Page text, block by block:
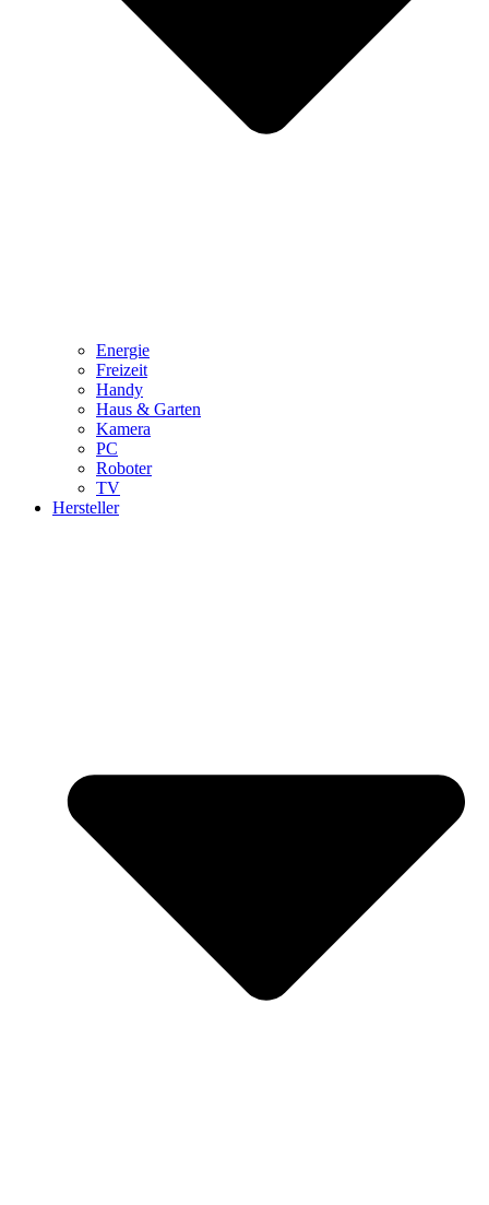
Energie
Freizeit
Handy
Haus & Garten
Kamera
PC
Roboter
TV
Hersteller